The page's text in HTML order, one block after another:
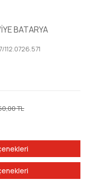
BATARYA
112.0726.571
TL